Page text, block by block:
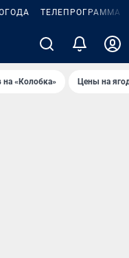
ТЕЛЕПРОГРАММА
на «Колобка» Цены на